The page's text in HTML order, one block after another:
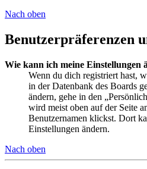
Nach oben
Benutzerpräferenzen
Wie kann ich meine Einstellungen
Wenn du dich registriert hast,
in der Datenbank des Boards
ändern, gehe in den
wird meist oben auf der Seite
Benutzernamen klickst. Dort
Einstellungen ändern.
Nach oben